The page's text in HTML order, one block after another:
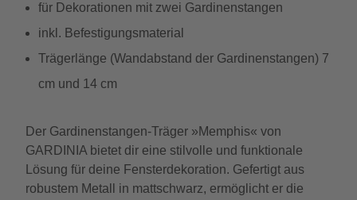
für Dekorationen mit zwei Gardinenstangen
inkl. Befestigungsmaterial
Trägerlänge (Wandabstand der Gardinenstangen) 7
cm und 14 cm
Der Gardinenstangen-Träger »Memphis« von
GARDINIA bietet dir eine stilvolle und funktionale
Lösung für deine Fensterdekoration. Gefertigt aus
robustem Metall in mattschwarz, ermöglicht er die